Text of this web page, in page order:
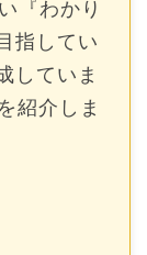
『わかり
指してい
していま
紹介しま